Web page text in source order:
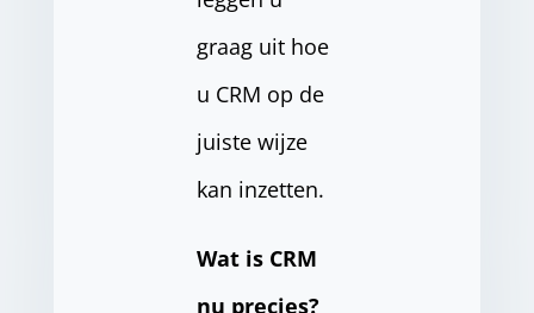
graag uit hoe
u CRM op de
juiste wijze
kan inzetten.
Wat is CRM
nu precies?